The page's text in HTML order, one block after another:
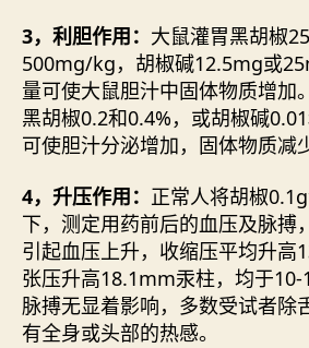
3，利胆作用： 大鼠灌胃黑胡椒
500mg/kg，胡椒碱12.5mg或
量可使大鼠胆汁中固体物质增加
黑胡椒0.2和0.4%，或胡椒碱
可使胆汁分泌增加，固体物质减
4，升压作用： 正常人将胡椒
下，测定用药前后的血压及脉搏
引起血压上升，收缩压平均升高
张压升高18.1mm汞柱，均于
脉搏无显着影响，多数受试者除
有全身或头部的热感。